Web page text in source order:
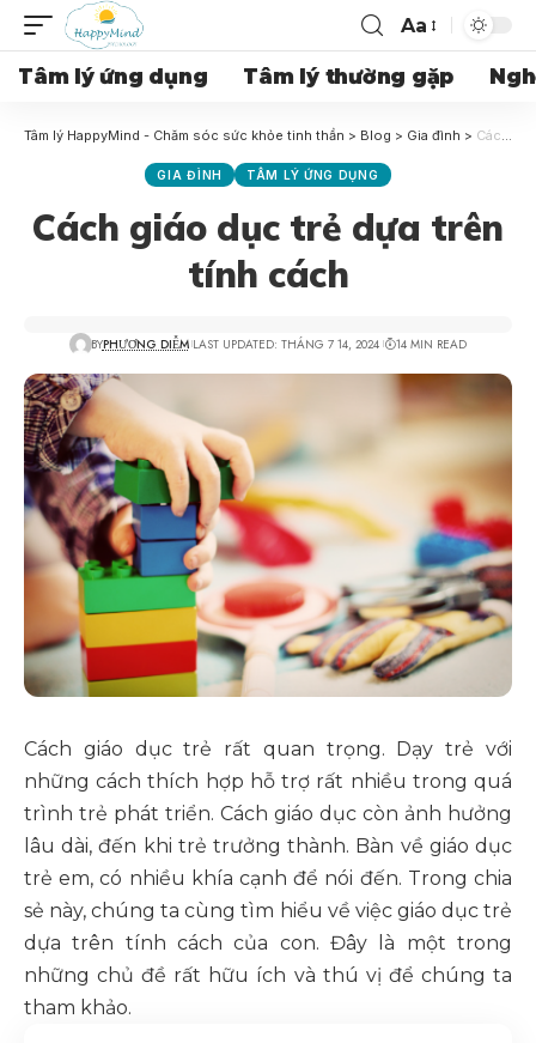
Aa
Tâm lý ứng dụng Tâm lý thường gặp
Tâm lý HappyMind - Chăm sóc sức khỏe tinh thần > Blog > Gia đình > Cách giáo dục trẻ dựa trên tính cách
GIA ĐÌNH TÂM LÝ ỨNG DỤNG
Cách giáo dục trẻ dựa trên
tính cách
BYPHƯƠNG DIỄM LAST UPDATED: THÁNG 7 14, 2024 14 MIN READ
Cách giáo dục trẻ rất quan trọng. Dạy trẻ với
những cách thích hợp hỗ trợ rất nhiều trong quá
trình trẻ phát triển. Cách giáo dục còn ảnh hưởng
lâu dài, đến khi trẻ trưởng thành. Bàn về giáo dục
trẻ em, có nhiều khía cạnh để nói đến. Trong chia
sẻ này, chúng ta cùng tìm hiểu về việc giáo dục trẻ
dựa trên tính cách của con. Đây là một trong
những chủ đề rất hữu ích và thú vị để chúng ta
tham khảo.